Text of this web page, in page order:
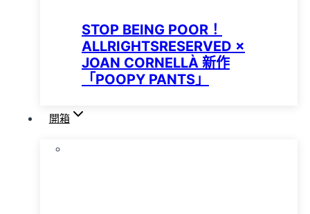
STOP BEING POOR！
ALLRIGHTSRESERVED ×
JOAN CORNELLÀ 新作
「POOPY PANTS」
開箱